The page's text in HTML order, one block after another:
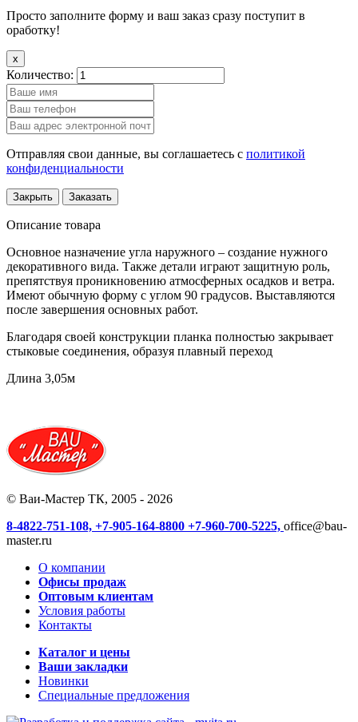
Просто заполните форму и ваш заказ сразу поступит в
оработку!
x
Количество:
Отправляя свои данные, вы соглашаетесь с политикой
конфиденциальности
Закрыть Заказать
Описание товара
Основное назначение угла наружного – создание нужного
декоративного вида. Также детали играют защитную роль,
препятствуя проникновению атмосферных осадков и ветра.
Имеют обычную форму с углом 90 градусов. Выставляются
после завершения основных работ.
Благодаря своей конструкции планка полностью закрывает
стыковые соединения, образуя плавный переход
Длина 3,05м
© Ваи-Мастер ТК, 2005 - 2026
8-4822-751-108, +7-905-164-8800 +7-960-700-5225, office@bau-
master.ru
О компании
Офисы продаж
Оптовым клиентам
Условия работы
Контакты
Каталог и цены
Ваши закладки
Новинки
Специальные предложения